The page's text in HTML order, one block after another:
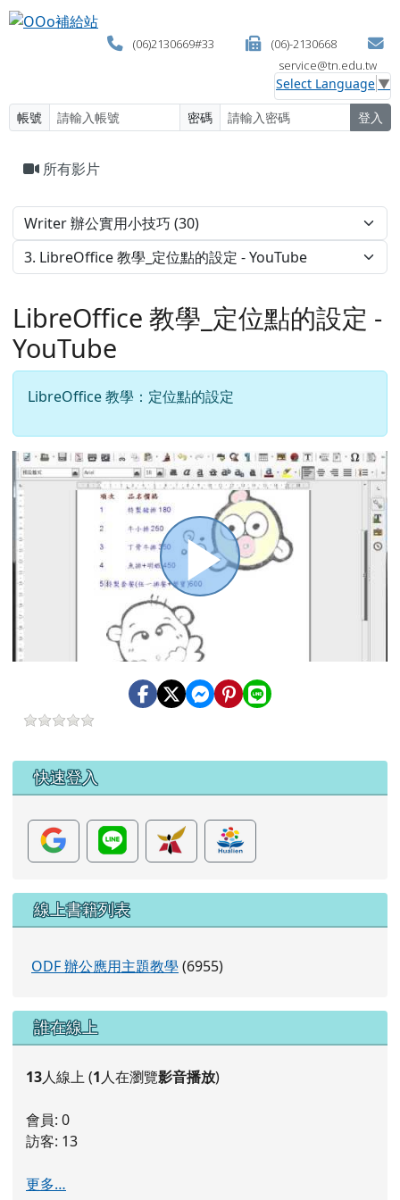
跳至主內容區
OOo補給站
(06)2130669#33
(06)-2130668
service@tn.edu.tw
Select Language ▼
帳號
密碼 登入
所有影片
LibreOffice 教學_定位點的設定 -
YouTube
LibreOffice 教學：定位點的設定
播
放
影
片
左邊區域內容
快速登入
線上書籍列表
ODF 辦公應用主題教學(6955)
右邊區域內容
誰在線上
13人線上 (1人在瀏覽影音播放)
會員: 0
訪客: 13
更多…